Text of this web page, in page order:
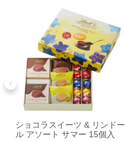
ショコラスイーツ & リンドー
ル アソート サマー 15個入